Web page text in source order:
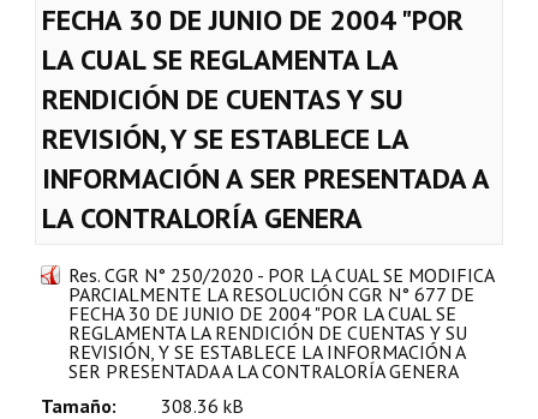
Sistema de Gestión de Calidad
Memorias
Convenios
Resoluciones de Carácter General
Participación Ciudadana
ACTIVIDADES DE CONTROL
Informe y Dictamen sobre el Informe Financiero del Ministerio de
Informes de Auditoría
FECHA 30 DE JUNIO DE 2004 "POR
LA CUAL SE REGLAMENTA LA
RENDICIÓN DE CUENTAS Y SU
REVISIÓN, Y SE ESTABLECE LA
INFORMACIÓN A SER PRESENTADA A
LA CONTRALORÍA GENERA
Res. CGR N° 250/2020 - POR LA CUAL SE MODIFICA
PARCIALMENTE LA RESOLUCIÓN CGR N° 677 DE
FECHA 30 DE JUNIO DE 2004 "POR LA CUAL SE
REGLAMENTA LA RENDICIÓN DE CUENTAS Y SU
REVISIÓN, Y SE ESTABLECE LA INFORMACIÓN A
SER PRESENTADA A LA CONTRALORÍA GENERA
Tamaño:
308.36 kB